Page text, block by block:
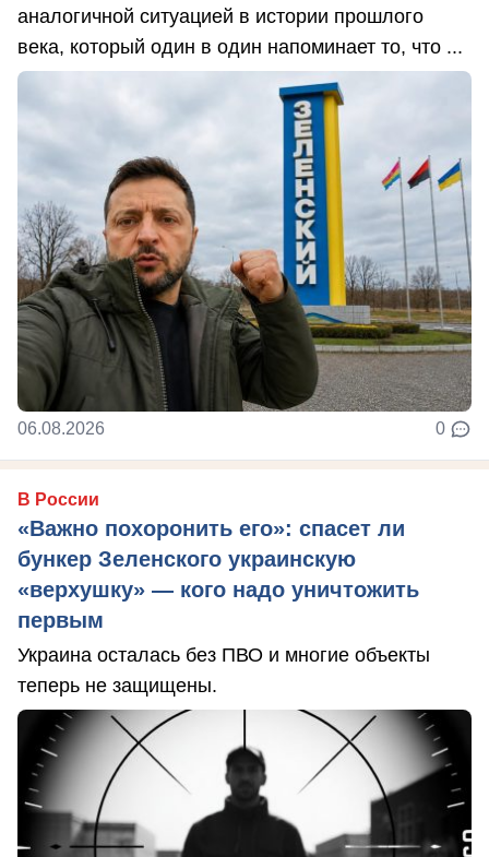
аналогичной ситуацией в истории прошлого
века, который один в один напоминает то, что ...
06.08.2026 0
В России
«Важно похоронить его»: спасет ли
бункер Зеленского украинскую
«верхушку» — кого надо уничтожить
первым
Украина осталась без ПВО и многие объекты
теперь не защищены.